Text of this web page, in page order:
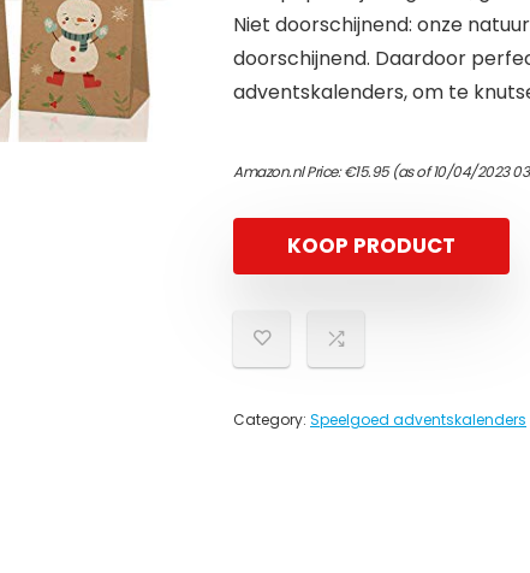
Niet doorschijnend: onze
doorschijnend. Daardoor
adventskalenders, om te
Amazon.nl Price:€15.95(as of 10/04/2023
KOOP PRODUCT
Category: Speelgoed adventskalenders